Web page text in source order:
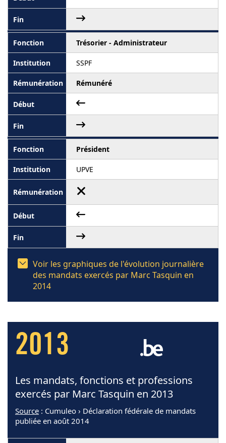
Trésorier - Administrateur
SSPF
Rémunéré
Président
UPVE
Voir les graphiques de l'évolution journalière
des mandats exercés par Marc Tasquin en
2014
2013
Les mandats, fonctions et professions
exercés par Marc Tasquin en 2013
Source : Cumuleo › Déclaration fédérale de mandats
publiée en août 2014